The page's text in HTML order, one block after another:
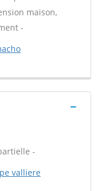
maison,
-
-
valliere